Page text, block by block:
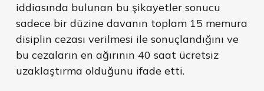
iddiasında bulunan bu şikayetler sonucu
sadece bir düzine davanın toplam 15 memura
disiplin cezası verilmesi ile sonuçlandığını ve
bu cezaların en ağırının 40 saat ücretsiz
uzaklaştırma olduğunu ifade etti.